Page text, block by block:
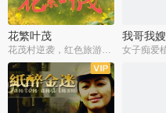
花繁叶茂
花茂村逆袭，红色旅游出圈
我哥我嫂
全42集